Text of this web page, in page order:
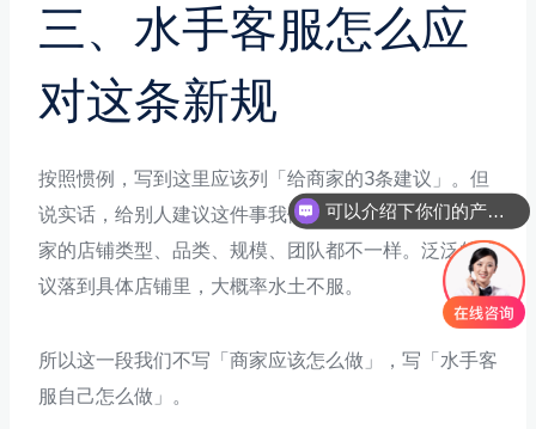
三、水手客服怎么应
对这条新规
按照惯例，写到这里应该列「给商家的3条建议」。但
说实话，给别人建议这件事我们觉得没什么用。每个商
家的店铺类型、品类、规模、团队都不一样。泛泛的建
议落到具体店铺里，大概率水土不服。
所以这一段我们不写「商家应该怎么做」，写「水手客
服自己怎么做」。
可以介绍下你们的产品么
你们是怎么收费的呢